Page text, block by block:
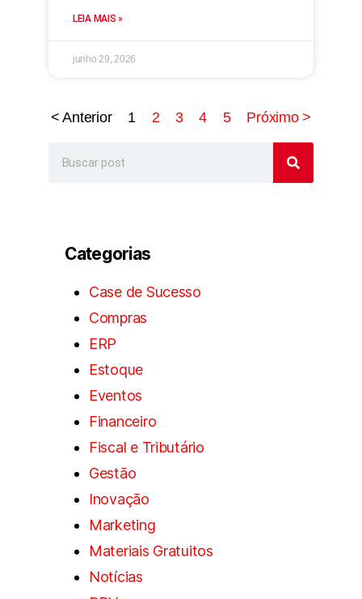
LEIA MAIS »
junho 29, 2026
< Anterior 1 2 3 4 5 Próximo >
Categorias
Case de Sucesso
Compras
ERP
Estoque
Eventos
Financeiro
Fiscal e Tributário
Gestão
Inovação
Marketing
Materiais Gratuitos
Notícias